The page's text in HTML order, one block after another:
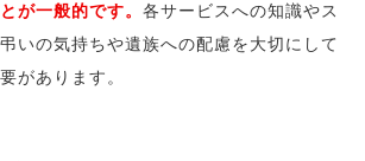
が一般的です。各サービスへの知識やス
いの気持ちや遺族への配慮を大切にして
があります。